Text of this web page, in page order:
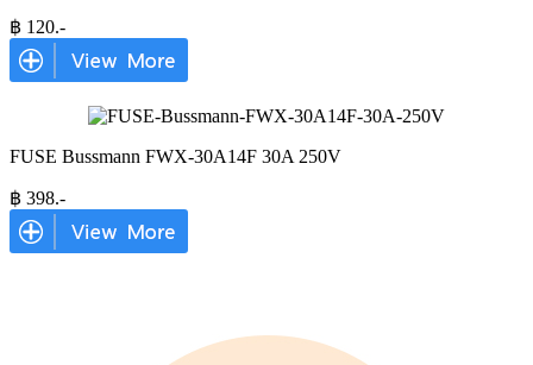
฿ 120.-
FUSE Bussmann FWX-30A14F 30A 250V
฿ 398.-